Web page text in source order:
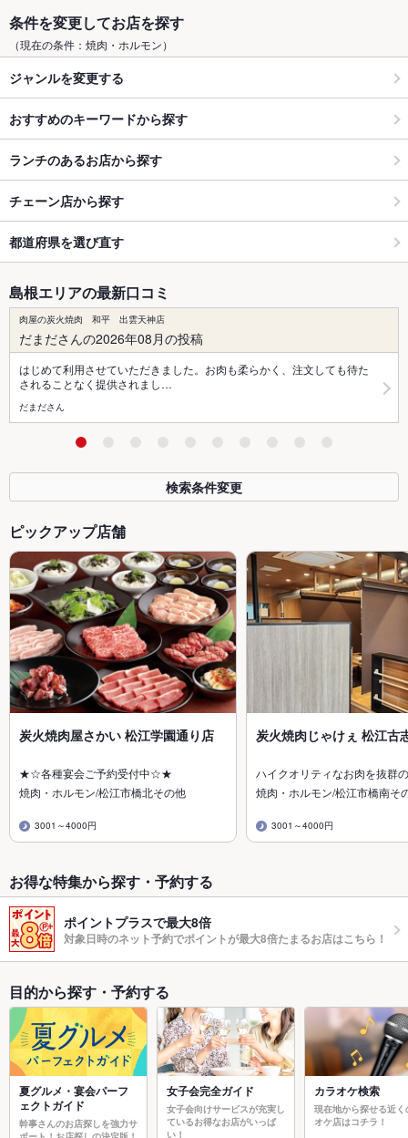
条件を変更してお店を探す
（現在の条件：焼肉・ホルモン）
ジャンルを変更する
おすすめのキーワードから探す
ランチのあるお店から探す
チェーン店から探す
都道府県を選び直す
島根エリアの最新口コミ
肉屋の炭火焼肉 和平 出雲天神店
だまださんの2026年08月の投稿
はじめて利用させていただきました。お肉も柔らかく、注文しても待た
されることなく提供されまし…
だまださん
検索条件変更
ピックアップ店舗
炭火焼肉屋さかい 松江学園通り店
★☆各種宴会ご予約受付中☆★
焼肉・ホルモン/松江市橋北その他
3001～4000円
炭火焼肉じゃけぇ 松江古
ハイクオリティなお肉を抜群
焼肉・ホルモン/松江市橋南そ
3001～4000円
お得な特集から探す・予約する
ポイントプラスで最大8倍
対象日時のネット予約でポイントが最大8倍たまるお店はこちら！
目的から探す・予約する
夏グルメ・宴会パーフ
ェクトガイド
幹事さんのお店探しを強力サ
女子会完全ガイド
女子会向けサービスが充実し
ているお得なお店がいっぱ
い！
カラオケ検索
現在地から探せる近く
オケ店はコチラ！